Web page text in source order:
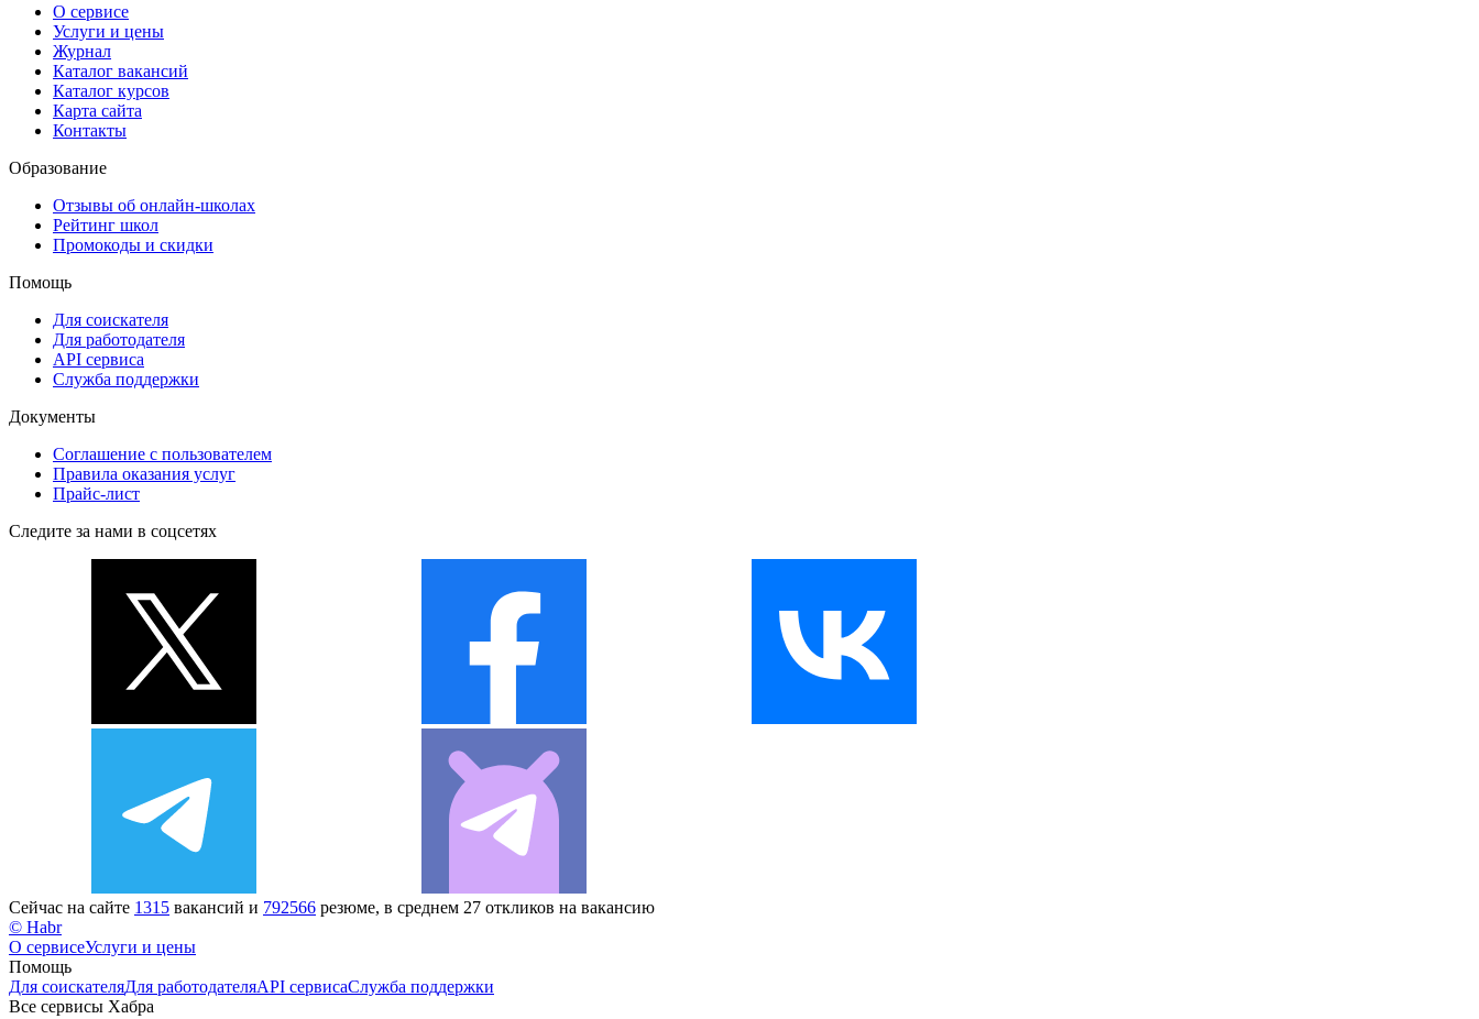
О сервисе
Услуги и цены
Журнал
Каталог вакансий
Каталог курсов
Карта сайта
Контакты
Образование
Отзывы об онлайн-школах
Рейтинг школ
Промокоды и скидки
Помощь
Для соискателя
Для работодателя
API сервиса
Служба поддержки
Документы
Соглашение с пользователем
Правила оказания услуг
Прайс-лист
Следите за нами в соцсетях
Сейчас на сайте 1315 вакансий и 792566 резюме, в среднем 27 откликов на вакансию
© Habr
О сервисеУслуги и цены
Помощь
Для соискателяДля работодателяAPI сервисаСлужба поддержки
Все сервисы Хабра